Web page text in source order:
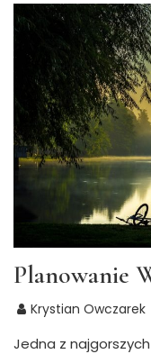
Planowanie
Krystian Owczarek
Jedna z